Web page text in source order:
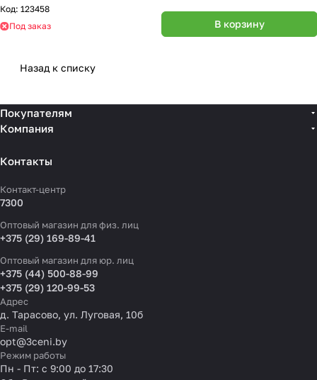
Код: 123458
Под заказ
В корзину
Назад к списку
Покупателям
Компания
Контакты
Контакт-центр
7300
Оптовый магазин для физ. лиц
+375 (29) 169-89-41
Оптовый магазин для юр. лиц
+375 (44) 500-88-99
+375 (29) 120-99-53
Адрес
д. Тарасово, ул. Луговая, 10б
E-mail
opt@3ceni.by
Режим работы
Пн - Пт: с 9:00 до 17:30